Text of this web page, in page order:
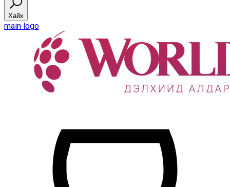
Хайх
main logo